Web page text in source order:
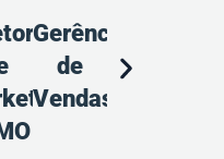
Gerência
de
Vendas
de